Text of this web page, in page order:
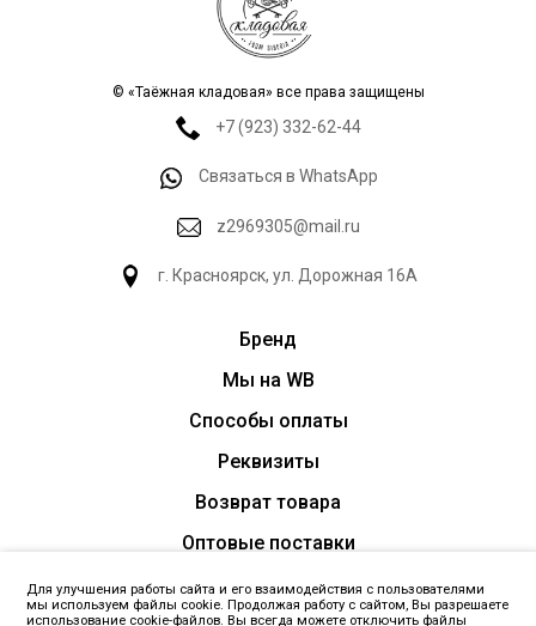
Для улучшения работы сайта и его взаимодействия с пользователями
мы используем файлы cookie. Продолжая работу с сайтом, Вы разрешаете
использование cookie-файлов. Вы всегда можете отключить файлы
+7 (923) 332-62-44
Связаться в WhatsApp
z2969305@mail.ru
г. Красноярск, ул. Дорожная 16А
© «Таёжная кладовая» все права защищены
Бренд
Мы на WB
Способы оплаты
Реквизиты
Возврат товара
Оптовые поставки